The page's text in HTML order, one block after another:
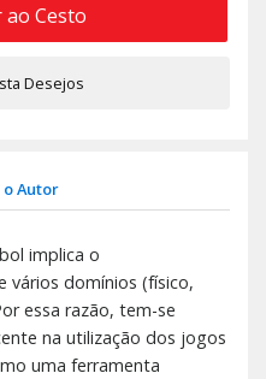
Cesto
Desejos
o Autor
implica o
vários domínios (físico,
essa razão, tem-se
na utilização dos jogos
uma ferramenta